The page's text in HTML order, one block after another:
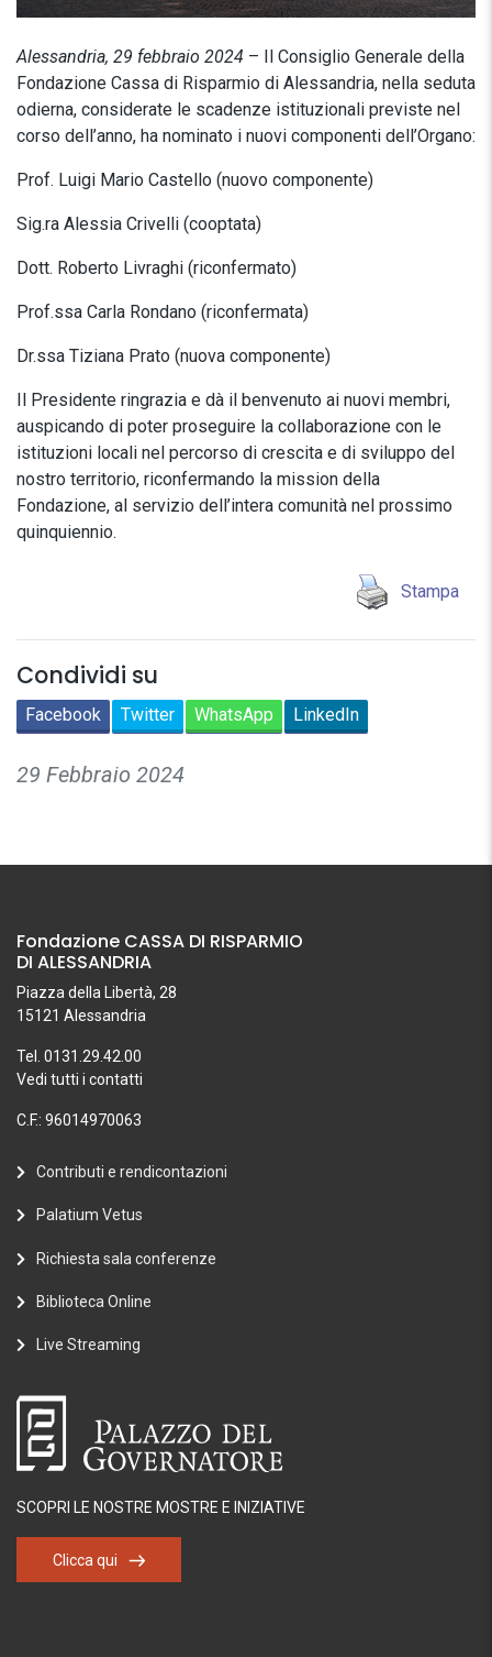
Alessandria, 29 febbraio 2024 – Il Consiglio Generale della
Fondazione Cassa di Risparmio di Alessandria, nella seduta
odierna, considerate le scadenze istituzionali previste nel
corso dell’anno, ha nominato i nuovi componenti dell’Organo:
Prof. Luigi Mario Castello (nuovo componente)
Sig.ra Alessia Crivelli (cooptata)
Dott. Roberto Livraghi (riconfermato)
Prof.ssa Carla Rondano (riconfermata)
Dr.ssa Tiziana Prato (nuova componente)
Il Presidente ringrazia e dà il benvenuto ai nuovi membri,
auspicando di poter proseguire la collaborazione con le
istituzioni locali nel percorso di crescita e di sviluppo del
nostro territorio, riconfermando la mission della
Fondazione, al servizio dell’intera comunità nel prossimo
quinquiennio.
Stampa
Condividi su
Facebook Twitter WhatsApp LinkedIn
29 Febbraio 2024
Fondazione CASSA DI RISPARMIO
DI ALESSANDRIA
Piazza della Libertà, 28
15121 Alessandria
Tel. 0131.29.42.00
Vedi tutti i contatti
C.F.: 96014970063
Contributi e rendicontazioni
Palatium Vetus
Richiesta sala conferenze
Biblioteca Online
Live Streaming
SCOPRI LE NOSTRE MOSTRE E INIZIATIVE
Clicca qui